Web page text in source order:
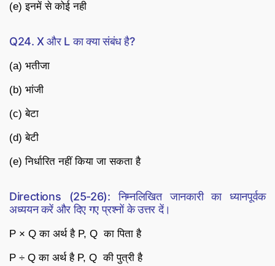
(e) इनमें से कोई नही
Q24. X और L का क्या संबंध है?
(a) भतीजा
(b) भांजी
(c) बेटा
(d) बेटी
(e) निर्धारित नहीं किया जा सकता है
Directions (25-26): निम्नलिखित जानकारी का ध्यानपूर्वक
अध्ययन करें और दिए गए प्रश्नों के उत्तर दें।
P × Q का अर्थ है P, Q का पिता है
P ÷ Q का अर्थ है P, Q की पुत्री है